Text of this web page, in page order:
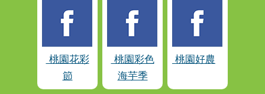
桃園花彩
節
桃園彩色
海芋季
桃園好農